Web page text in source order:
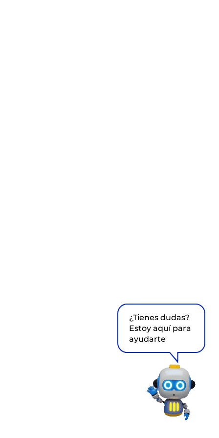
¿Tienes dudas?
Estoy aquí para
ayudarte